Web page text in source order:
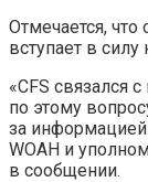
Отмечается,
вступает в
«CFS связался
по этому
за
WOAH и
в сообщении.